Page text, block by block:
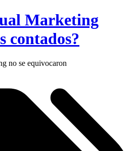
Marketing
contados?
no se equivocaron